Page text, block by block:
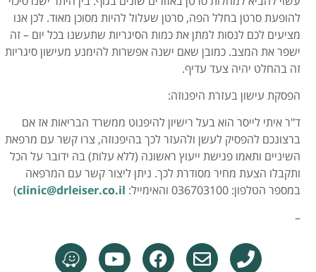
להופעת סרטן בחלל הפה, סרטן שעלול להיות מסוכן מאוד. לכן אנו
מציעים לכם לנסות למתן את כמות הסיגריות שתעשנו בכל יום – זה
ישפר את המצב. כמובן שאם ישנה אפשרות להימנע מעישון סיגריות
זה בהחלט יהיה צעד עדיף.
הפסקת עישון בעזרת היפנוזה:
ד"ר איתי לייסר הוא בעל רישיון להיפנוט ממשרד הבריאות אז אם
ברצונכם להפסיק לעשן ולהעזר לכך בהיפנוזה, צרו קשר עם מרפאת
השיניים ותאמו פגישת ייעוץ ראשונה (ללא עלות) בה ידובר על הכל
ותקבלו הצעת מחיר מסודרת לכך. ניתן ליצור קשר עם המרפאה
במספר הטלפון: 036703100 והאימייל:
clinic@drleiser.co.il
)
–